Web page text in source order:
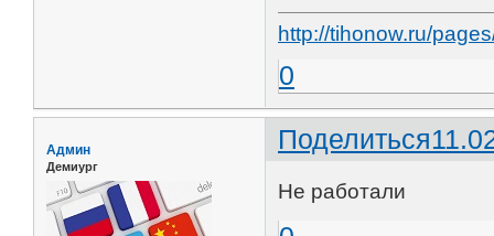
http://tihonow.ru/
0
Поделиться
Админ
Демиург
Не работали